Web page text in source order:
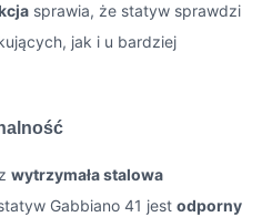
sprawia, że statyw sprawdzi
jak i u bardziej
wytrzymała stalowa
Gabbiano 41 jest odporny